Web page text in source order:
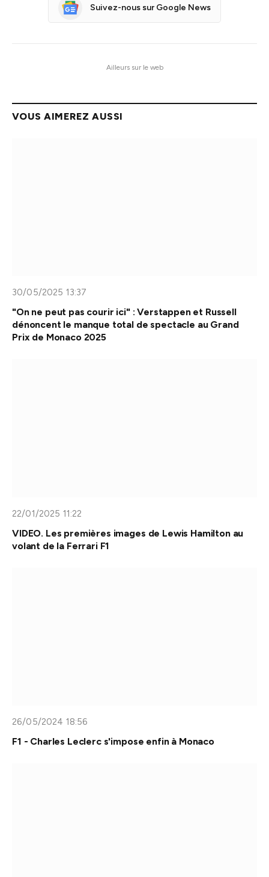
Suivez-nous sur Google News
Ailleurs sur le web
VOUS AIMEREZ AUSSI
30/05/2025 13:37
"On ne peut pas courir ici" : Verstappen et Russell
dénoncent le manque total de spectacle au Grand
Prix de Monaco 2025
22/01/2025 11:22
VIDEO. Les premières images de Lewis Hamilton au
volant de la Ferrari F1
26/05/2024 18:56
F1 - Charles Leclerc s'impose enfin à Monaco